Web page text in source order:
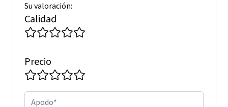
Su valoración:
Calidad
Precio
Apodo